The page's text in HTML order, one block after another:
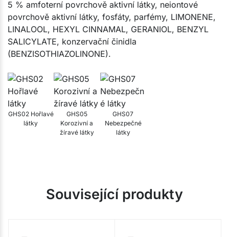
5 % amfoterní povrchově aktivní látky, neiontové
povrchově aktivní látky, fosfáty, parfémy, LIMONENE,
LINALOOL, HEXYL CINNAMAL, GERANIOL, BENZYL
SALICYLATE, konzervační činidla
(BENZISOTHIAZOLINONE).
GHS02 Hořlavé
látky
GHS05
Korozivní a
žíravé látky
GHS07
Nebezpečné
látky
Související produkty